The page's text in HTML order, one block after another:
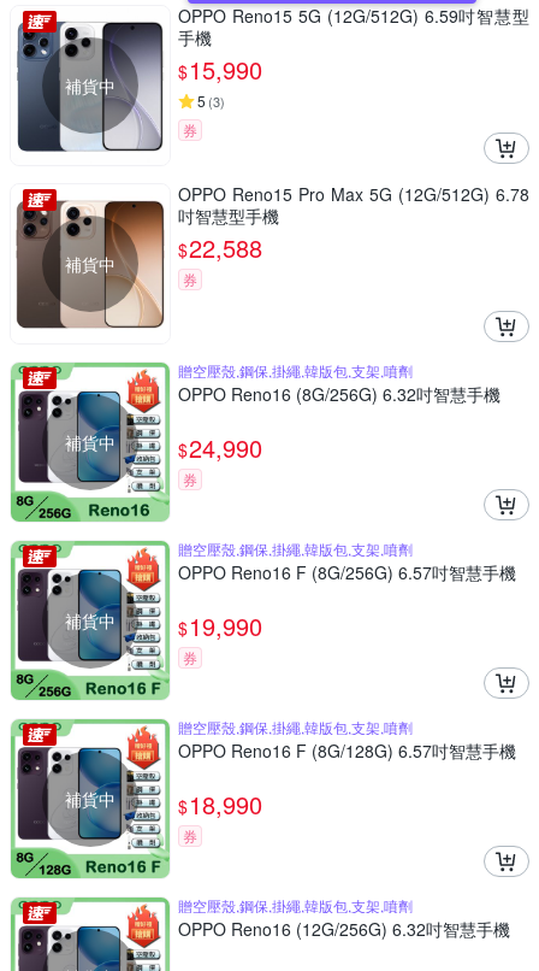
補貨中
OPPO Reno15 5G (12G/512G) 6.59吋智慧型
手機
$15,990
5 (3)
券
補貨中
OPPO Reno15 Pro Max 5G (12G/512G) 6.78
吋智慧型手機
$22,588
券
補貨中
贈空壓殼,鋼保,掛繩,韓版包,支架,噴劑
OPPO Reno16 (8G/256G) 6.32吋智慧手機
$24,990
券
補貨中
贈空壓殼,鋼保,掛繩,韓版包,支架,噴劑
OPPO Reno16 F (8G/256G) 6.57吋智慧手機
$19,990
券
補貨中
贈空壓殼,鋼保,掛繩,韓版包,支架,噴劑
OPPO Reno16 F (8G/128G) 6.57吋智慧手機
$18,990
券
贈空壓殼,鋼保,掛繩,韓版包,支架,噴劑
OPPO Reno16 (12G/256G) 6.32吋智慧手機